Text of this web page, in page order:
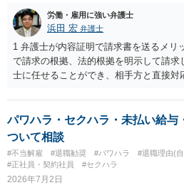
労働・雇用に強い弁護士
浜田 宏 弁護士
1 弁護士が内容証明で請求書を送るメ
で請求の根拠、法的根拠を明示して請
士に任せることができ、相手方と直接
請求は可能ですが、相手が任意に払う
民事訴訟に証拠の制限はありませんが
の観点から、裁判の証拠にする場合には
る場合があります。)。 ３ 会社がどう
したかわかりませんが、会社がセクハラ
て、裁判所も認定しないとは限りません
パワハラ・セクハラ・未払い給与
ついて相談
#不当解雇 #退職勧奨 #パワハラ
#退職理由(
#正社員・契約社員
#セクハラ
2026年7月2日